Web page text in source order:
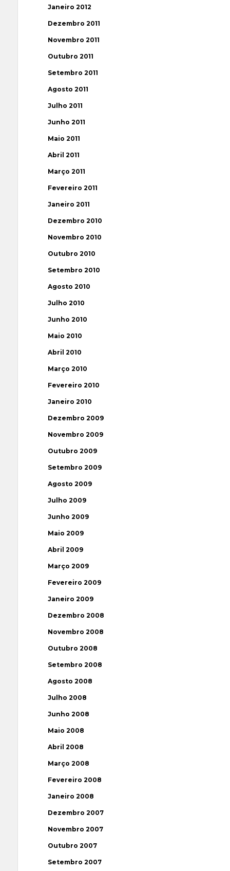
Janeiro 2012
Dezembro 2011
Novembro 2011
Outubro 2011
Setembro 2011
Agosto 2011
Julho 2011
Junho 2011
Maio 2011
Abril 2011
Março 2011
Fevereiro 2011
Janeiro 2011
Dezembro 2010
Novembro 2010
Outubro 2010
Setembro 2010
Agosto 2010
Julho 2010
Junho 2010
Maio 2010
Abril 2010
Março 2010
Fevereiro 2010
Janeiro 2010
Dezembro 2009
Novembro 2009
Outubro 2009
Setembro 2009
Agosto 2009
Julho 2009
Junho 2009
Maio 2009
Abril 2009
Março 2009
Fevereiro 2009
Janeiro 2009
Dezembro 2008
Novembro 2008
Outubro 2008
Setembro 2008
Agosto 2008
Julho 2008
Junho 2008
Maio 2008
Abril 2008
Março 2008
Fevereiro 2008
Janeiro 2008
Dezembro 2007
Novembro 2007
Outubro 2007
Setembro 2007